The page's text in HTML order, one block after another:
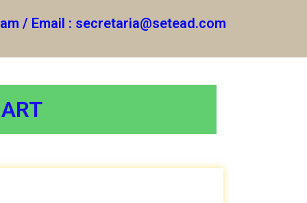
/ Email : secretaria@setead.com